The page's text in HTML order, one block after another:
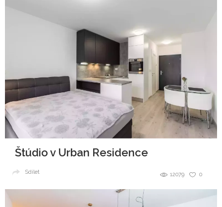
Štúdio v Urban Residence
0
12079
Sdílet